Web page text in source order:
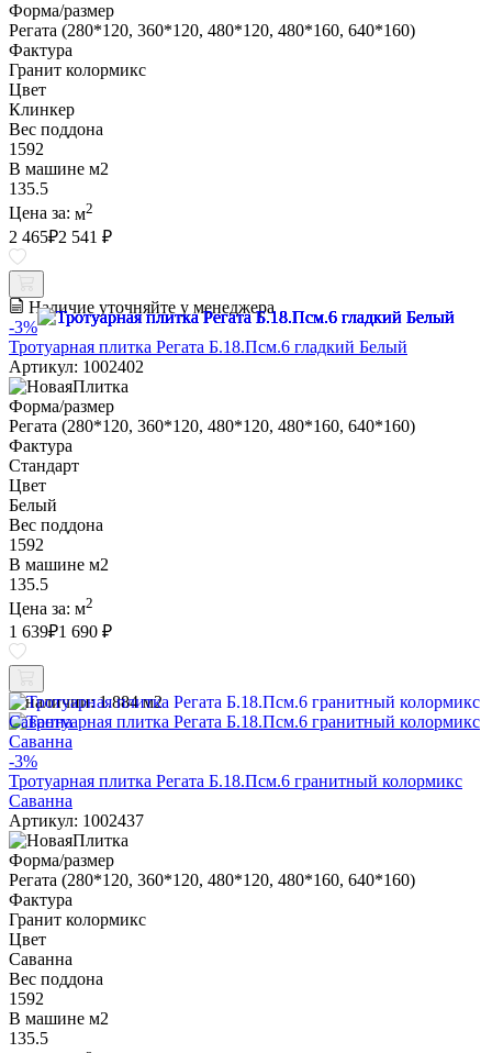
Форма/размер
Регата (280*120, 360*120, 480*120, 480*160, 640*160)
Фактура
Гранит колормикс
Цвет
Клинкер
Вес поддона
1592
В машине м2
135.5
Цена за: м2
2 465₽2 541 ₽
Наличие уточняйте у менеджера
-3%
Тротуарная плитка Регата Б.18.Псм.6 гладкий Белый
Артикул: 1002402
Форма/размер
Регата (280*120, 360*120, 480*120, 480*160, 640*160)
Фактура
Стандарт
Цвет
Белый
Вес поддона
1592
В машине м2
135.5
Цена за: м2
1 639₽1 690 ₽
В наличии: 1.884 м2
-3%
Тротуарная плитка Регата Б.18.Псм.6 гранитный колормикс
Саванна
Артикул: 1002437
Форма/размер
Регата (280*120, 360*120, 480*120, 480*160, 640*160)
Фактура
Гранит колормикс
Цвет
Саванна
Вес поддона
1592
В машине м2
135.5